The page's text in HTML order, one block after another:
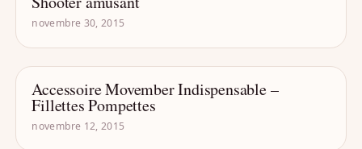
novembre 30, 2015
- ACCESSOIRES
Accessoire Movember Indispensable –
Fillettes Pompettes
novembre 12, 2015